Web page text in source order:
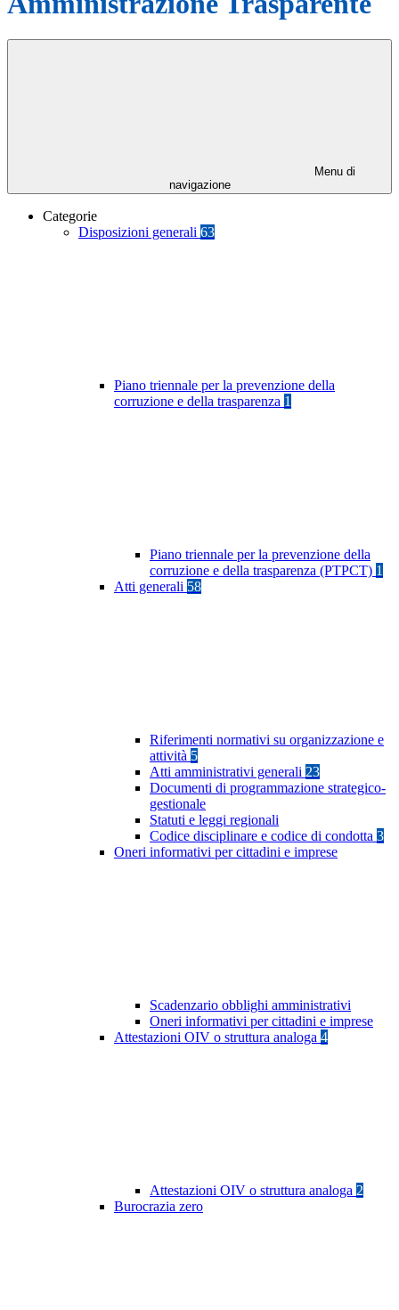
Menu di
navigazione
Categorie
Disposizioni generali 63
Piano triennale per la prevenzione della
corruzione e della trasparenza 1
Piano triennale per la prevenzione della
corruzione e della trasparenza (PTPCT) 1
Atti generali 58
Riferimenti normativi su organizzazione e
attività 5
Atti amministrativi generali 23
Documenti di programmazione strategico-
gestionale
Statuti e leggi regionali
Codice disciplinare e codice di condotta 3
Oneri informativi per cittadini e imprese
Scadenzario obblighi amministrativi
Oneri informativi per cittadini e imprese
Attestazioni OIV o struttura analoga 4
Attestazioni OIV o struttura analoga 2
Burocrazia zero